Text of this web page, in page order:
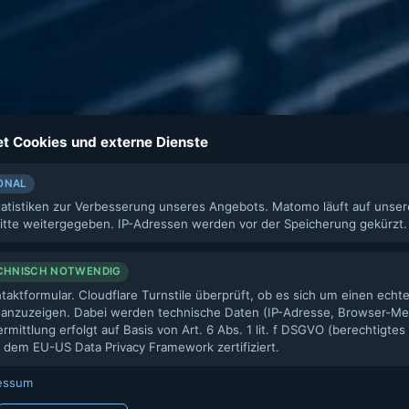
Unsere Dienstleistungen
Cookies und externe Dienste
zur Verbesserung unseres Angebots. Matomo läuft auf
weitergegeben. IP-Adressen werden vor der Speicherung gekürzt.
NOTWENDIG
Cloudflare Turnstile überprüft, ob es sich um einen
Dabei werden technische Daten (IP-Adresse, Browser-
erfolgt auf Basis von Art. 6 Abs. 1 lit. f DSGVO
EU-US Data Privacy Framework zertifiziert.